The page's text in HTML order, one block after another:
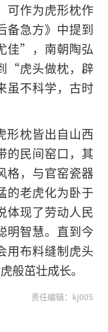
可作为虎形枕作
备急方》中提到
佳”，南朝陶弘
“虎头做枕，辟
虽不科学，古时
形枕皆出自山西
的民间窑口，其
格，与官窑瓷器
的老虎化为卧于
体现了劳动人民
明智慧。直到今
用布料缝制虎头
般茁壮成长。
责任编辑：kj005